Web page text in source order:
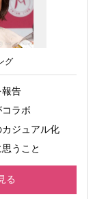
グ
報告
ラボ
ジュアル化
うこと
る